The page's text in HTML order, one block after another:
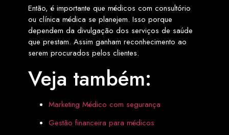
Então, é importante que médicos com consultório
ou clínica médica se planejem. Isso porque
dependem da divulgação dos serviços de saúde
que prestam. Assim ganham reconhecimento ao
serem procurados pelos clientes.
Veja também:
Marketing Médico com segurança
Gestão financeira para médicos